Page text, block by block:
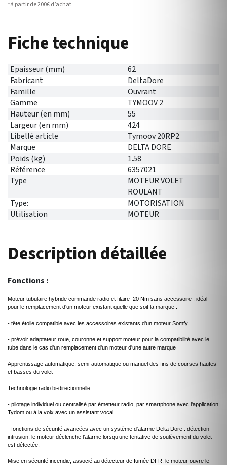
*à partir de 200€ d’achat
Fiche technique
Epaisseur (mm)
62
Fabricant
DeltaDore
Famille
Ouvrant
Gamme
TYMOOV 2
Hauteur (en mm)
55
Largeur (en mm)
424
Libellé article
Tymoov 20RP2
Marque
DELTA DORE
Poids (kg)
1.58
Référence
6357021
Type
MOTEUR VOLET
ROULANT
Type:
MOTORISATION
Utilisation
MOTEUR
Description détaillée
Fonctions :
Moteur tubulaire hybride commande radio et filaire 20 Nm sans accessoire : idéal
pour le remplacement d'un moteur existant quelle que soit la marque :
- tête étoile compatible avec les accessoires existants d'un moteur Somfy.
- prévoir adaptateur roue, couronne et support moteur pour la compatibilité avec le
tube dans le cas d'un remplacement d'un moteur d'une autre marque
Apprentissage automatique, semi-automatique ou manuel des fins de courses hautes
et basses du volet
Technologie radio bi-directionnelle
- pilotage individuel ou centralisé par émetteur radio, par smartphone avec l'application
Tydom ou à la voix avec un assistant vocal
- fonctions de sécurité avancées avec un système d'alarme Delta Dore : détection
intrusion, le moteur déclenche l’alarme lorsqu’une tentative de soulèvement du volet
est détectée.
Mise en sécurité incendie, associé au détecteur de fumée DFR, le moteur ouvre le